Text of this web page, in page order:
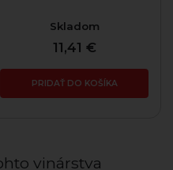
Skladom
11,41 €
PRIDAŤ DO KOŠÍKA
vinárstva